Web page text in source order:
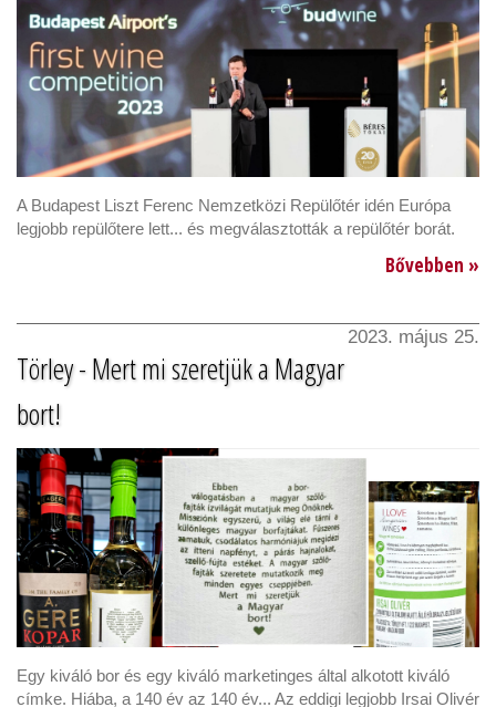
A Budapest Liszt Ferenc Nemzetközi Repülőtér idén Európa
legjobb repülőtere lett... és megválasztották a repülőtér borát.
Bővebben »
2023. május 25.
Törley - Mert mi szeretjük a Magyar
bort!
Egy kiváló bor és egy kiváló marketinges által alkotott kiváló
címke. Hiába, a 140 év az 140 év... Az eddigi legjobb Irsai Olivér